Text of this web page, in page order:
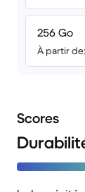
256 Go
À partir
Scores